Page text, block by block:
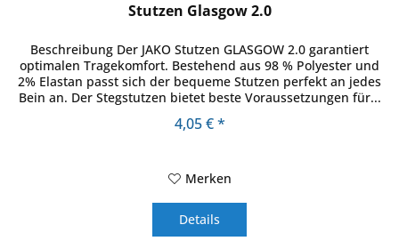
Stutzen Glasgow 2.0
Beschreibung Der JAKO Stutzen GLASGOW 2.0 garantiert
optimalen Tragekomfort. Bestehend aus 98 % Polyester und
2% Elastan passt sich der bequeme Stutzen perfekt an jedes
Bein an. Der Stegstutzen bietet beste Voraussetzungen für...
4,05 € *
Merken
Details